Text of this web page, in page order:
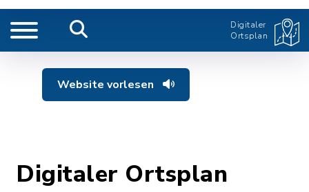
Digitaler
Ortsplan
Website vorlesen
Digitaler Ortsplan